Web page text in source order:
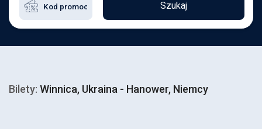
Szukaj
Bilety: Winnica, Ukraina - Hanower, Niemcy